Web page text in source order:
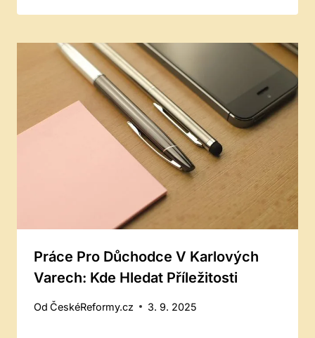
Práce Pro Důchodce V Karlových
Varech: Kde Hledat Příležitosti
Od ČeskéReformy.cz 3. 9. 2025